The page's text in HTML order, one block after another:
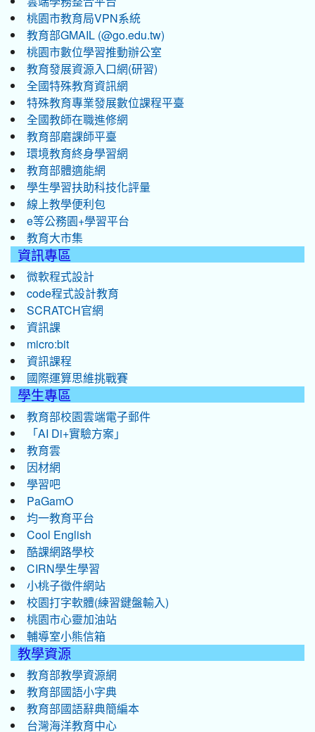
桃園市教育局VPN系統
教育部GMAIL (@go.edu.tw)
桃園市數位學習推動辦公室
教育發展資源入口網(研習)
全國特殊教育資訊網
特殊教育專業發展數位課程平臺
全國教師在職進修網
教育部磨課師平臺
環境教育終身學習網
教育部體適能網
學生學習扶助科技化評量
線上教學便利包
e等公務園+學習平台
教育大市集
資訊專區
微軟程式設計
code程式設計教育
SCRATCH官網
資訊課
micro:bit
資訊課程
國際運算思維挑戰賽
學生專區
教育部校園雲端電子郵件
「AI Di+實驗方案」
教育雲
因材網
學習吧
PaGamO
均一教育平台
Cool English
酷課網路學校
CIRN學生學習
小桃子徵件網站
校園打字軟體(練習鍵盤輸入)
桃園市心靈加油站
輔導室小熊信箱
教學資源
教育部教學資源網
教育部國語小字典
教育部國語辭典簡編本
台灣海洋教育中心